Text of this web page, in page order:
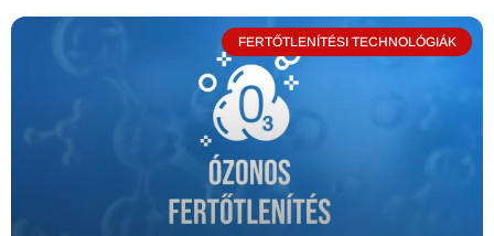
FERTŐTLENÍTÉSI TECHNOLÓGIÁK